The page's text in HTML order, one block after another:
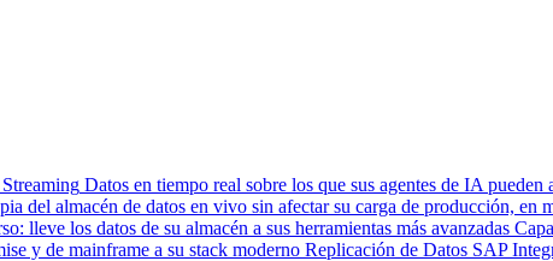
Datos en tiempo real sobre los que sus agentes de IA pueden
del almacén de datos en vivo sin afectar su carga de producción, en
lleve los datos de su almacén a sus herramientas más avanzadas
y de mainframe a su stack moderno Replicación de Datos SAP